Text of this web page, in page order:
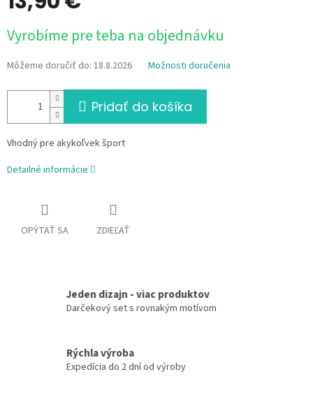
cena:
Vyrobíme pre teba na objednávku
Môžeme doručiť do: 18.8.2026 Možnosti doručenia
Pridať do košíka
Vhodný pre akykoľvek šport
Detailné informácie
OPÝTAŤ SA ZDIEĽAŤ
Jeden dizajn - viac produktov
Darčekový set s rovnakým motívom
Rýchla výroba
Expedícia do 2 dní od výroby